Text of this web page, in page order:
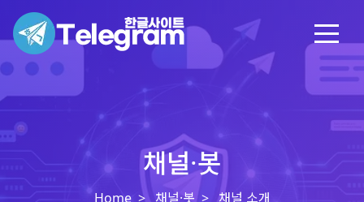
채널·봇
Home 채널·봇 채널 소개